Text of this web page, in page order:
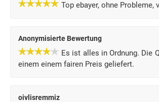
Top ebayer, ohne Probleme,
Anonymisierte Bewertung
Es ist alles in Ordnung. Die
einem einem fairen Preis geliefert.
oivlisremmiz